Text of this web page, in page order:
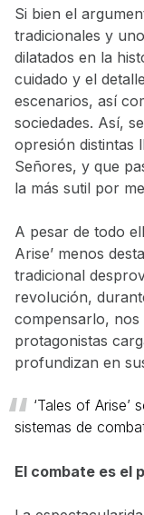
Si bien el
tradicionales y
dilatados en la
cuidado y el
escenarios, así
sociedades. Así,
opresión distintas
Señores, y que
la más sutil por
A pesar de todo
Arise’ menos
tradicional
revolución,
compensarlo,
protagonistas
profundizan en
‘Tales of
sistemas de
El combate es el